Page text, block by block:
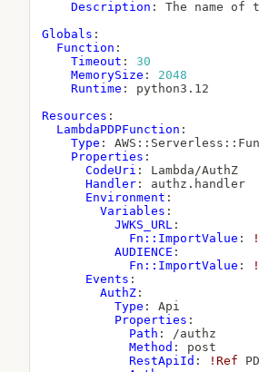
Description :
The name of
Globals :
Function :
Timeout :
30
MemorySize :
2048
Runtime :
python3.12
Resources :
LambdaPDPFunction :
Type : AWS : : Serverless : :
Properties :
CodeUri :
Lambda/AuthZ
Handler:
authz.handler
Environment :
Variables :
JWKS_URL :
Fn::ImportValue :
AUDIENCE :
Fn::ImportValue :
Events :
AuthZ:
Type :
Api
Properties :
Path :
/authz
Method :
post
RestApiId : !Ref